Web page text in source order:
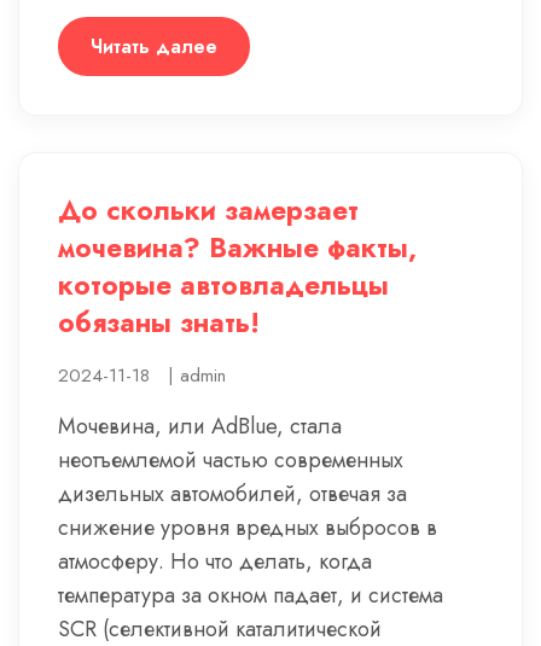
Читать далее
До скольки замерзает
мочевина? Важные факты,
которые автовладельцы
обязаны знать!
2024-11-18 | admin
Мочевина, или AdBlue, стала
неотъемлемой частью современных
дизельных автомобилей, отвечая за
снижение уровня вредных выбросов в
атмосферу. Но что делать, когда
температура за окном падает, и система
SCR (селективной каталитической